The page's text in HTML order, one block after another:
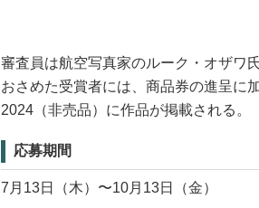
審査員は航空写真家のルーク・オザワ
おさめた受賞者には、商品券の進呈に
2024（非売品）に作品が掲載される。
応募期間
7月13日（木）〜10月13日（金）